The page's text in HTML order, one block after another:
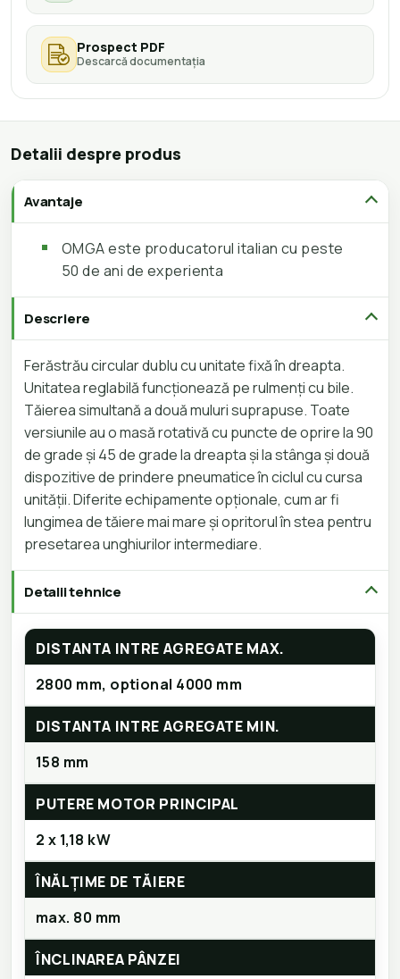
Prospect PDF
Descarcă documentația
Detalii despre produs
Avantaje
OMGA este producatorul italian cu peste
50 de ani de experienta
Descriere
Ferăstrău circular dublu cu unitate fixă în dreapta.
Unitatea reglabilă funcționează pe rulmenți cu bile.
Tăierea simultană a două muluri suprapuse. Toate
versiunile au o masă rotativă cu puncte de oprire la 90
de grade și 45 de grade la dreapta și la stânga și două
dispozitive de prindere pneumatice în ciclul cu cursa
unității. Diferite echipamente opționale, cum ar fi
lungimea de tăiere mai mare și opritorul în stea pentru
presetarea unghiurilor intermediare.
Detalii tehnice
DISTANTA INTRE AGREGATE MAX.
2800 mm, optional 4000 mm
DISTANTA INTRE AGREGATE MIN.
158 mm
PUTERE MOTOR PRINCIPAL
2 x 1,18 kW
ÎNĂLȚIME DE TĂIERE
max. 80 mm
ÎNCLINAREA PÂNZEI